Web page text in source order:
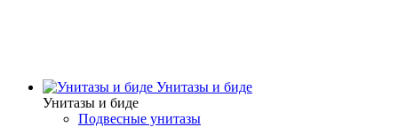
Унитазы и биде
Унитазы и биде
Подвесные унитазы